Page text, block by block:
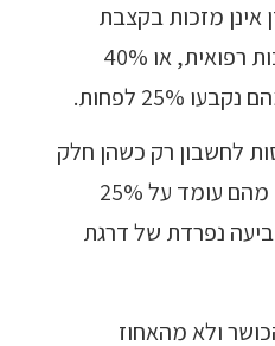
אינן מזכות בקצבת
נכות כללית. הסף הוא 60% נכות רפואית, או 40%
לפחות.
לחשבון רק כשהן חלק
מהרכב של כמה ליקויים ואחד מהם עומד על 25%
נפרדת של דרגת
ולא מהאחוז